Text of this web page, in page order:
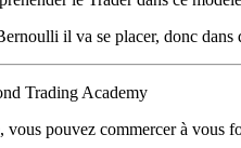
il va se placer, donc
Trading Academy
, vous pouvez commercer à vous